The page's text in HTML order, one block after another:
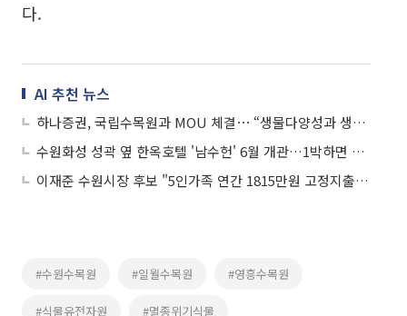
다.
AI 추천 뉴스
하나증권, 국립수목원과 MOU 체결⋯ “생물다양성과 생태계 복원 위해 협력”
수원화성 성곽 옆 한옥호텔 '남수헌' 6월 개관…1박하면 달라지는 수원여행
이재준 수원시장 후보 "5인가족 연간 1815만원 고정지출, 800만원대로 낮추겠다"
#수원수목원 #일월수목원 #영흥수목원
#식물유전자원 #멸종위기식물